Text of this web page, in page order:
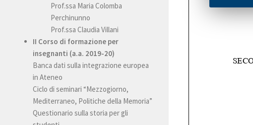
Prof.ssa Maria Colomba
Perchinunno
Prof.ssa Claudia Villani
II Corso di formazione per
insegnanti (a.a. 2019-20)
Banca dati sulla integrazione europea
in Ateneo
Ciclo di seminari “Mezzogiorno,
Mediterraneo, Politiche della Memoria”
Questionario sulla storia per gli